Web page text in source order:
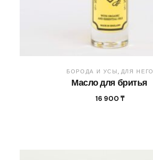
БОРОДА И УСЫ ДЛЯ НЕГО
Масло для бритья
16 900₸